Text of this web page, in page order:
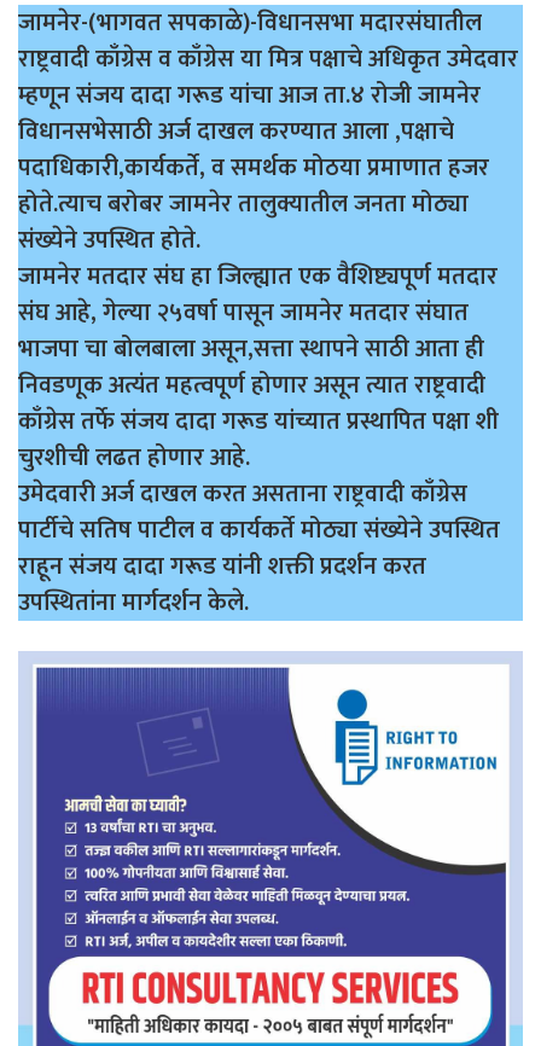
जामनेर-(भागवत सपकाळे)-विधानसभा मदारसंघातील
राष्ट्रवादी काँग्रेस व काँग्रेस या मित्र पक्षाचे अधिकृत उमेदवार
म्हणून संजय दादा गरूड यांचा आज ता.४ रोजी जामनेर
विधानसभेसाठी अर्ज दाखल करण्यात आला ,पक्षाचे
पदाधिकारी,कार्यकर्ते, व समर्थक मोठया प्रमाणात हजर
होते.त्याच बरोबर जामनेर तालुक्यातील जनता मोठ्या
संख्येने उपस्थित होते.
जामनेर मतदार संघ हा जिल्ह्यात एक वैशिष्ट्यपूर्ण मतदार
संघ आहे, गेल्या २५वर्षा पासून जामनेर मतदार संघात
भाजपा चा बोलबाला असून,सत्ता स्थापने साठी आता ही
निवडणूक अत्यंत महत्वपूर्ण होणार असून त्यात राष्ट्रवादी
काँग्रेस तर्फे संजय दादा गरूड यांच्यात प्रस्थापित पक्षा शी
चुरशीची लढत होणार आहे.
उमेदवारी अर्ज दाखल करत असताना राष्ट्रवादी काँग्रेस
पार्टीचे सतिष पाटील व कार्यकर्ते मोठ्या संख्येने उपस्थित
राहून संजय दादा गरूड यांनी शक्ती प्रदर्शन करत
उपस्थितांना मार्गदर्शन केले.